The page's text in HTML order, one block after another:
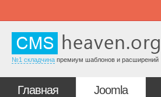
№1 складчина премиум шаблонов и расширений
Главная Joomla